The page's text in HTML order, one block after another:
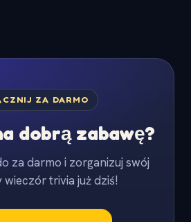
ZA DARMO
dobrą zabawę?
za darmo i zorganizuj swój
wieczór trivia już dziś!